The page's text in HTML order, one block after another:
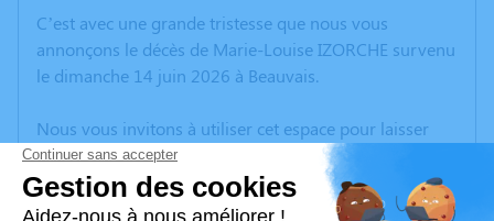
C’est avec une grande tristesse que nous vous
annonçons le décès de Marie-Louise IZORCHE survenu
le dimanche 14 juin 2026 à Beauvais.
Nous vous invitons à utiliser cet espace pour laisser
vos condoléances, partager des photos souvenirs, une
anecdote ou exprimer vos pensées à travers des
poèmes ou des textes. Cet endroit est un lieu